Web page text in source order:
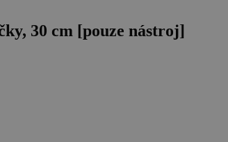
30 cm [pouze nástroj]